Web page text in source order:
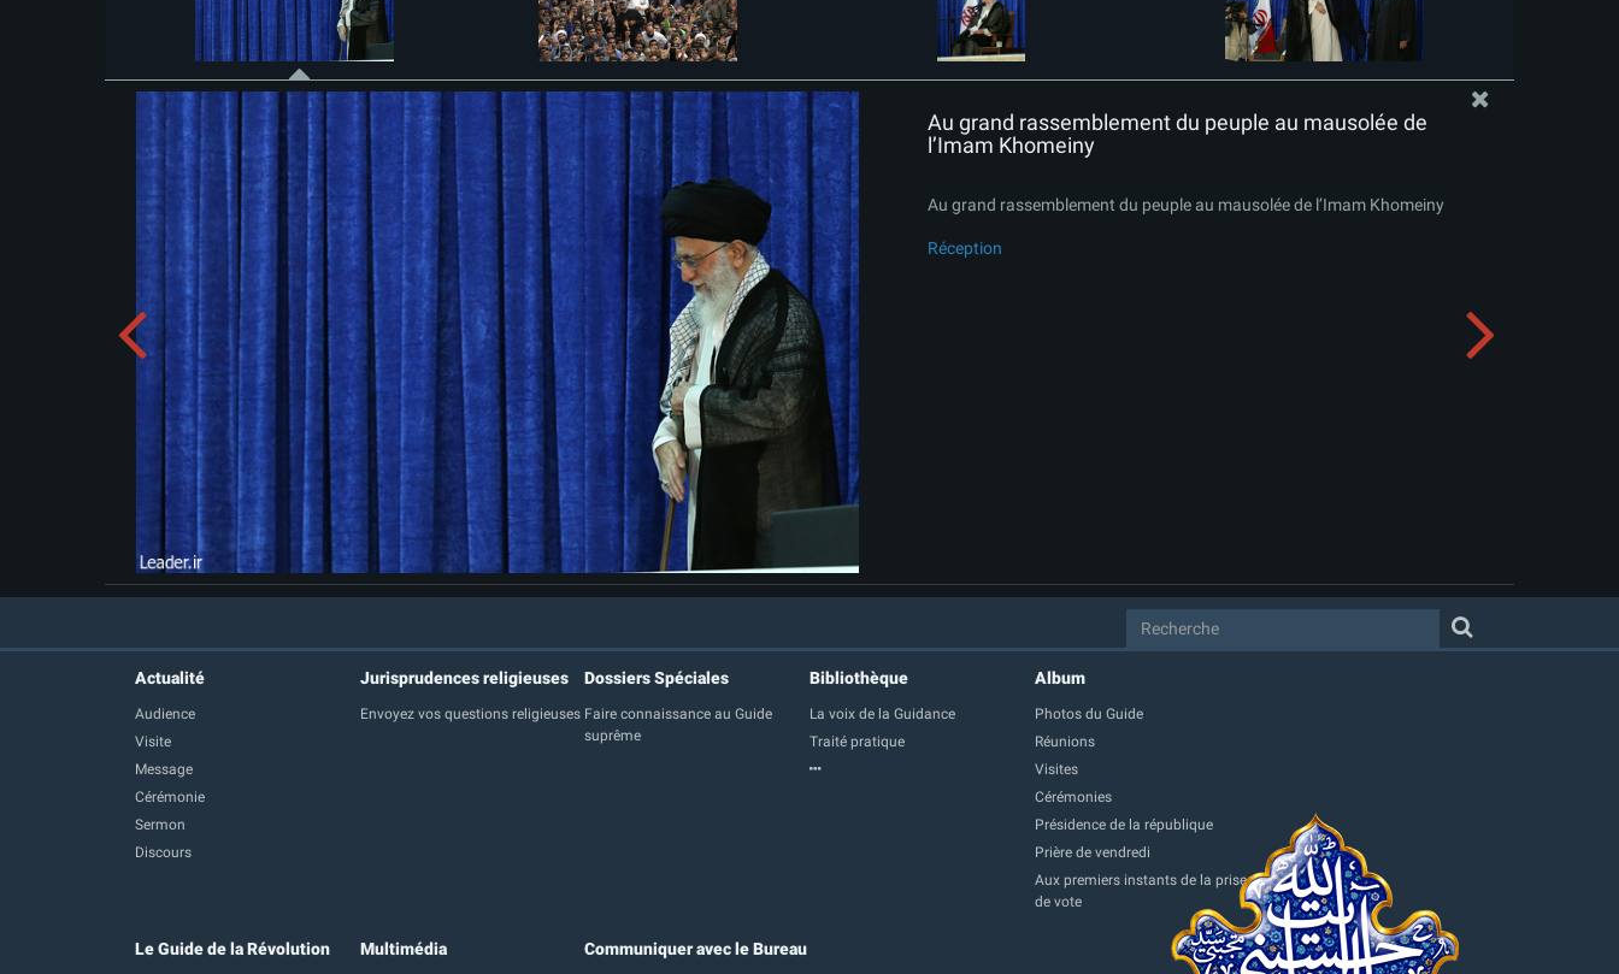
Au grand rassemblement du peuple au mausolée de
l’Imam Khomeiny
Au grand rassemblement du peuple au mausolée de l’Imam Khomeiny
Réception
Actualité
Audience
Visite
Message
Cérémonie
Sermon
Discours
Jurisprudences religieuses
Envoyez vos questions religieuses
Dossiers Spéciales
Faire connaissance au Guide
suprême
Bibliothèque
La voix de la Guidance
Traité pratique
Album
Photos du Guide
Réunions
Visites
Cérémonies
Présidence de la république
Prière de vendredi
Aux premiers instants de la prise
de vote
Le Guide de la Révolution Multimédia Communiquer avec le Bureau